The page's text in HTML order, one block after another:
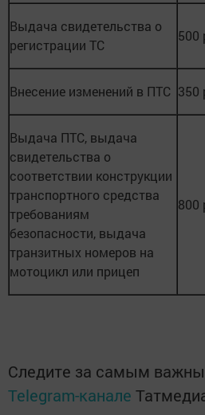
Выдача свидетельства о
регистрации ТС
500
Внесение изменений в ПТС 350
Выдача ПТС, выдача
свидетельства о
соответствии конструкции
транспортного средства
требованиям
безопасности, выдача
транзитных номеров на
мотоцикл или прицеп
800
Следите за самым
Telegram-канале